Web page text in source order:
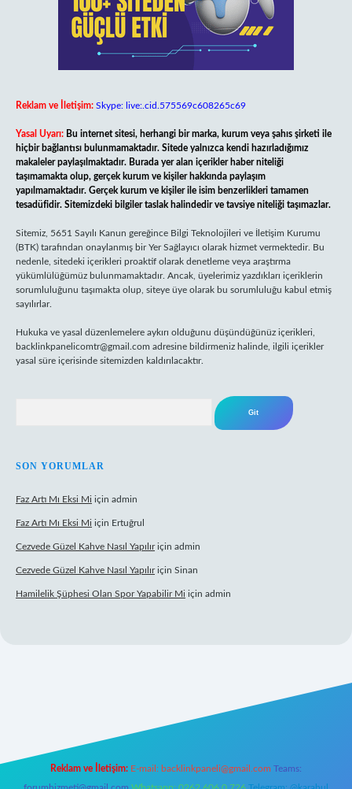
Reklam ve İletişim: Skype: live:.cid.575569c608265c69
Yasal Uyarı: Bu internet sitesi, herhangi bir marka, kurum veya şahıs şirketi ile
hiçbir bağlantısı bulunmamaktadır. Sitede yalnızca kendi hazırladığımız
makaleler paylaşılmaktadır. Burada yer alan içerikler haber niteliği
taşımamakta olup, gerçek kurum ve kişiler hakkında paylaşım
yapılmamaktadır. Gerçek kurum ve kişiler ile isim benzerlikleri tamamen
tesadüfidir. Sitemizdeki bilgiler taslak halindedir ve tavsiye niteliği taşımazlar.
Sitemiz, 5651 Sayılı Kanun gereğince Bilgi Teknolojileri ve İletişim Kurumu
(BTK) tarafından onaylanmış bir Yer Sağlayıcı olarak hizmet vermektedir. Bu
nedenle, sitedeki içerikleri proaktif olarak denetleme veya araştırma
yükümlülüğümüz bulunmamaktadır. Ancak, üyelerimiz yazdıkları içeriklerin
sorumluluğunu taşımakta olup, siteye üye olarak bu sorumluluğu kabul etmiş
sayılırlar.
Hukuka ve yasal düzenlemelere aykırı olduğunu düşündüğünüz içerikleri,
backlinkpanelicomtr@gmail.com adresine bildirmeniz halinde, ilgili içerikler
yasal süre içerisinde sitemizden kaldırılacaktır.
SON YORUMLAR
Faz Artı Mı Eksi Mi için admin
Faz Artı Mı Eksi Mi için Ertuğrul
Cezvede Güzel Kahve Nasıl Yapılıriçin admin
Cezvede Güzel Kahve Nasıl Yapılıriçin Sinan
Hamilelik Şüphesi Olan Spor Yapabilir Mi için admin
betexper.xyz
Reklam ve İletişim: E-mail: backlinkpaneli@gmail.com Teams: